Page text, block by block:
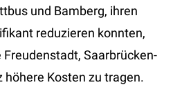
und Bamberg, ihren
reduzieren konnten,
Saarbrücken-
höhere Kosten zu tragen.